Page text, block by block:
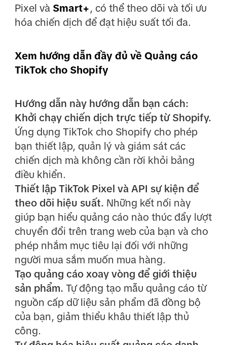
Pixel và Smart+, có thể theo dõi và tối ưu
hóa chiến dịch để đạt hiệu suất tối đa.
Xem hướng dẫn đầy đủ về Quảng cáo
TikTok cho Shopify
Hướng dẫn này hướng dẫn bạn cách:
Khởi chạy chiến dịch trực tiếp từ Shopify.
Ứng dụng TikTok cho Shopify cho phép
bạn thiết lập, quản lý và giám sát các
chiến dịch mà không cần rời khỏi bảng
điều khiển.
Thiết lập TikTok Pixel và API sự kiện để
theo dõi hiệu suất. Những kết nối này
giúp bạn hiểu quảng cáo nào thúc đẩy lượt
chuyển đổi trên trang web của bạn và cho
phép nhắm mục tiêu lại đối với những
người mua sắm muốn mua hàng.
Tạo quảng cáo xoay vòng để giới thiệu
sản phẩm. Tự động tạo mẫu quảng cáo từ
nguồn cấp dữ liệu sản phẩm đã đồng bộ
của bạn, giảm thiểu khâu thiết lập thủ
công.